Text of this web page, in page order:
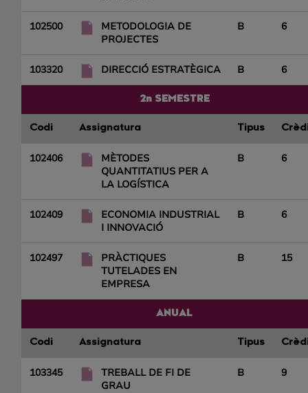
102500
METODOLOGIA DE
PROJECTES
B 6
103320 DIRECCIÓ ESTRATÈGICA B 6
2n SEMESTRE
Codi Assignatura Tipus
102406
MÈTODES
QUANTITATIUS PER A
LA LOGÍSTICA
B 6
102409
ECONOMIA INDUSTRIAL
I INNOVACIÓ
B 6
102497
PRÀCTIQUES
TUTELADES EN
EMPRESA
B 15
ANUAL
Codi Assignatura Tipus
103345
TREBALL DE FI DE
GRAU
B 9